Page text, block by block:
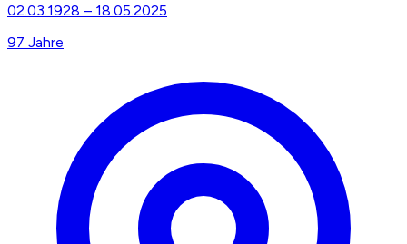
02.03.1928 – 18.05.2025
97 Jahre